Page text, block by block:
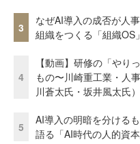
3
なぜAI導入の成否が人
組織をつくる「組織OS
4
【動画】研修の「やり
もの〜川崎重工業・人
川蒼太氏・坂井風太氏）
5
AI導入の明暗を分ける
語る「AI時代の人的資